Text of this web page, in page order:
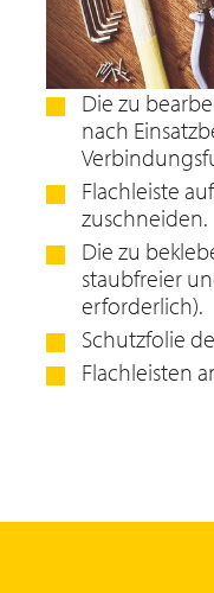
Die zu
nach
Flachleiste
zuschneiden.
Die zu
staubfreier
erforderlich).
Schutzfolie
Flachleisten